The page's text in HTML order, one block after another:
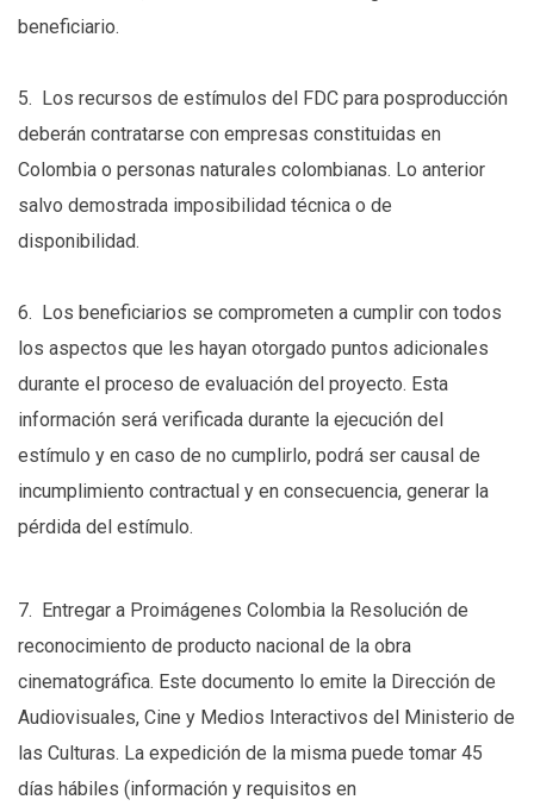
beneficiario.
5. Los recursos de estímulos del FDC para posproducción
deberán contratarse con empresas constituidas en
Colombia o personas naturales colombianas. Lo anterior
salvo demostrada imposibilidad técnica o de
disponibilidad.
6. Los beneficiarios se comprometen a cumplir con todos
los aspectos que les hayan otorgado puntos adicionales
durante el proceso de evaluación del proyecto. Esta
información será verificada durante la ejecución del
estímulo y en caso de no cumplirlo, podrá ser causal de
incumplimiento contractual y en consecuencia, generar la
pérdida del estímulo.
7. Entregar a Proimágenes Colombia la Resolución de
reconocimiento de producto nacional de la obra
cinematográfica. Este documento lo emite la Dirección de
Audiovisuales, Cine y Medios Interactivos del Ministerio de
las Culturas. La expedición de la misma puede tomar 45
días hábiles (información y requisitos en